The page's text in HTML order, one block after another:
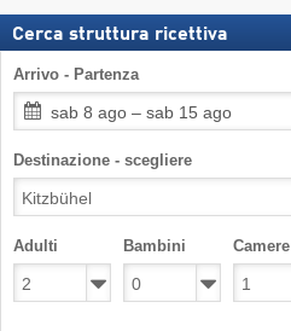
Cerca struttura ricettiva
Arrivo - Partenza
sab 8 ago – sab 15 ago
Destinazione - scegliere
Adulti Bambini Camere